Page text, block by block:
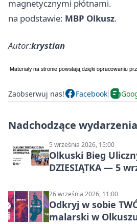
magnetycznymi płótnami.
na podstawie: MBP Olkusz.
Autor:krystian
Zaobserwuj nas! Facebook
Nadchodzące wydarzenia
5 września 2026, 15:00
Olkuski Bieg
DZIESIĄTKA — 5
26 września 2026, 11:00
Odkryj w sobie
malarski w